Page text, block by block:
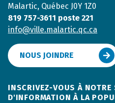
Malartic, Québec J0Y 1Z0
819 757-3611 poste 221
info@ville.malartic.qc.ca
NOUS JOINDRE
INSCRIVEZ-VOUS À
D'INFORMATION À LA